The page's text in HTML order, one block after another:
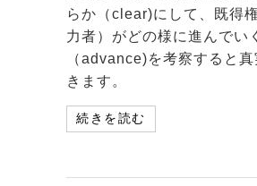
らか（clear)にして、既得
力者）がどの様に進んでい
（advance)を考察すると
きます。
続きを読む